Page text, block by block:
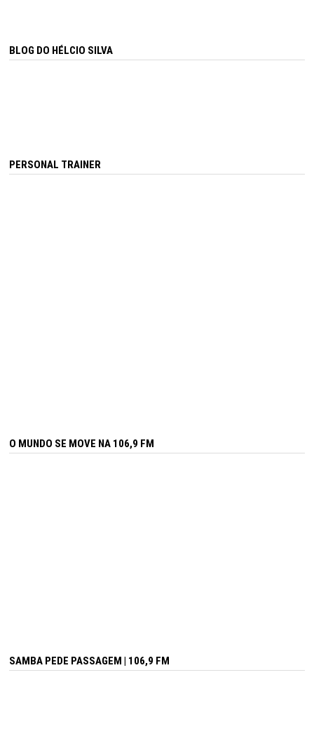
BLOG DO HÉLCIO SILVA
PERSONAL TRAINER
O MUNDO SE MOVE NA 106,9 FM
SAMBA PEDE PASSAGEM | 106,9 FM